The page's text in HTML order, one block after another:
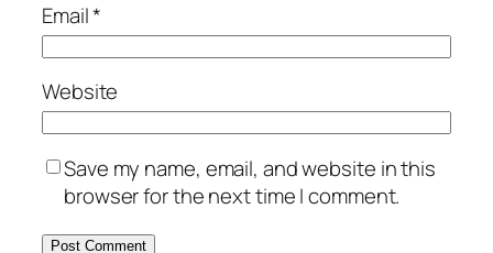
Email*
Website
Save my name, email, and website in this
browser for the next time I comment.